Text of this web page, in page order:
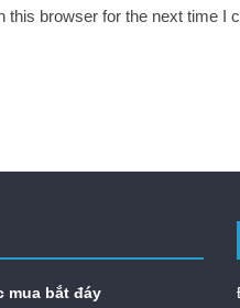
this browser for the next time I
mua bắt đáy